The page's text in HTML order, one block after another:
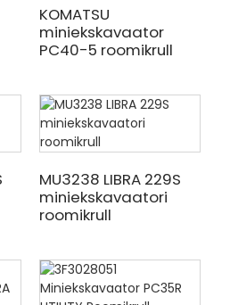
KOMATSU
miniekskavaator
PC40-5 roomikrull
MU3238 LIBRA 229S
miniekskavaatori
roomikrull